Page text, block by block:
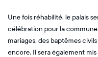
Une fois réhabilité, le palais
célébration pour la
mariages, des baptêmes
encore. Il sera également